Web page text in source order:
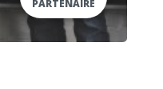
PARTENAIRE